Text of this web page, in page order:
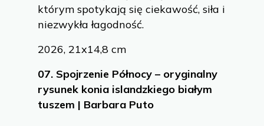
którym spotykają się ciekawość, siła i
niezwykła łagodność.
2026, 21x14,8 cm
07. Spojrzenie Północy – oryginalny
rysunek konia islandzkiego białym
tuszem | Barbara Puto